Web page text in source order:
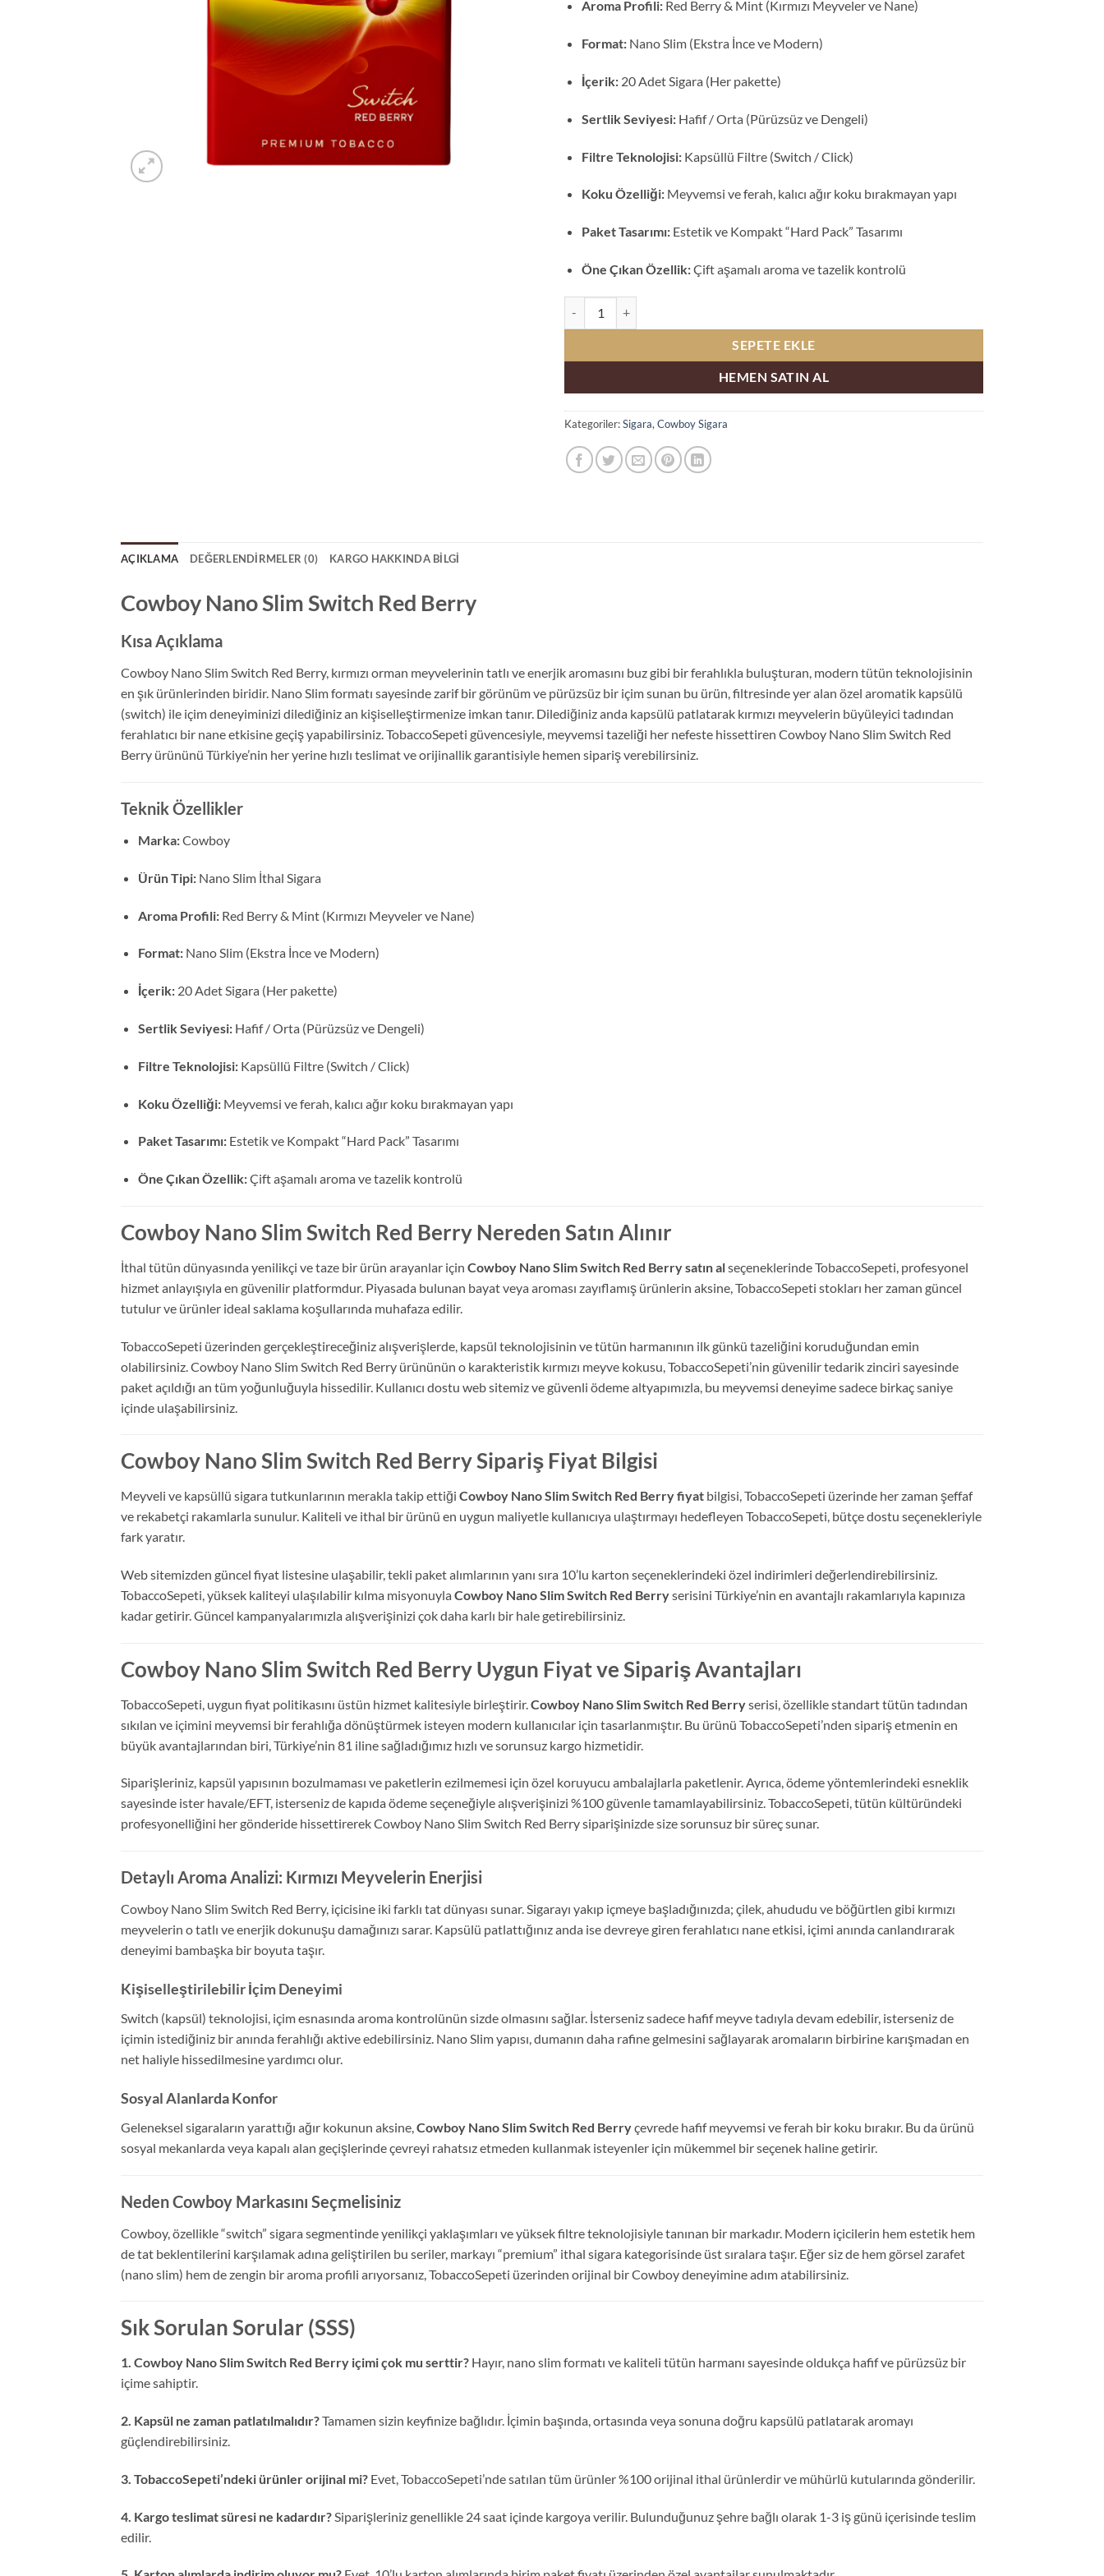
Aroma Profili:Red Berry & Mint (Kırmızı Meyveler ve Nane)
Format:Nano Slim (Ekstra İnce ve Modern)
İçerik:20 Adet Sigara (Her pakette)
Sertlik Seviyesi:Hafif / Orta (Pürüzsüz ve Dengeli)
Filtre Teknolojisi:Kapsüllü Filtre (Switch / Click)
Koku Özelliği:Meyvemsi ve ferah, kalıcı ağır koku bırakmayan yapı
Paket Tasarımı:Estetik ve Kompakt “Hard Pack” Tasarımı
Öne Çıkan Özellik:Çift aşamalı aroma ve tazelik kontrolü
SEPETE EKLE
HEMEN SATIN AL
Kategoriler:Sigara, Cowboy Sigara
AÇIKLAMA DEĞERLENDIRMELER (0) KARGO HAKKINDA BILGI
Cowboy Nano Slim Switch Red Berry
Kısa Açıklama
Cowboy Nano Slim Switch Red Berry, kırmızı orman meyvelerinin tatlı ve enerjik aromasını buz gibi bir ferahlıkla buluşturan, modern tütün teknolojisinin
en şık ürünlerinden biridir. Nano Slim formatı sayesinde zarif bir görünüm ve pürüzsüz bir içim sunan bu ürün, filtresinde yer alan özel aromatik kapsülü
(switch) ile içim deneyiminizi dilediğiniz an kişiselleştirmenize imkan tanır. Dilediğiniz anda kapsülü patlatarak kırmızı meyvelerin büyüleyici tadından
ferahlatıcı bir nane etkisine geçiş yapabilirsiniz. TobaccoSepeti güvencesiyle, meyvemsi tazeliği her nefeste hissettiren Cowboy Nano Slim Switch Red
Berry ürününü Türkiye’nin her yerine hızlı teslimat ve orijinallik garantisiyle hemen sipariş verebilirsiniz.
Teknik Özellikler
Marka:Cowboy
Ürün Tipi:Nano Slim İthal Sigara
Aroma Profili:Red Berry & Mint (Kırmızı Meyveler ve Nane)
Format:Nano Slim (Ekstra İnce ve Modern)
İçerik:20 Adet Sigara (Her pakette)
Sertlik Seviyesi:Hafif / Orta (Pürüzsüz ve Dengeli)
Filtre Teknolojisi:Kapsüllü Filtre (Switch / Click)
Koku Özelliği:Meyvemsi ve ferah, kalıcı ağır koku bırakmayan yapı
Paket Tasarımı:Estetik ve Kompakt “Hard Pack” Tasarımı
Öne Çıkan Özellik:Çift aşamalı aroma ve tazelik kontrolü
Cowboy Nano Slim Switch Red Berry Nereden Satın Alınır
İthal tütün dünyasında yenilikçi ve taze bir ürün arayanlar için Cowboy Nano Slim Switch Red Berry satın alseçeneklerinde TobaccoSepeti, profesyonel
hizmet anlayışıyla en güvenilir platformdur. Piyasada bulunan bayat veya aroması zayıflamış ürünlerin aksine, TobaccoSepeti stokları her zaman güncel
tutulur ve ürünler ideal saklama koşullarında muhafaza edilir.
TobaccoSepeti üzerinden gerçekleştireceğiniz alışverişlerde, kapsül teknolojisinin ve tütün harmanının ilk günkü tazeliğini koruduğundan emin
olabilirsiniz. Cowboy Nano Slim Switch Red Berry ürününün o karakteristik kırmızı meyve kokusu, TobaccoSepeti’nin güvenilir tedarik zinciri sayesinde
paket açıldığı an tüm yoğunluğuyla hissedilir. Kullanıcı dostu web sitemiz ve güvenli ödeme altyapımızla, bu meyvemsi deneyime sadece birkaç saniye
içinde ulaşabilirsiniz.
Cowboy Nano Slim Switch Red Berry Sipariş Fiyat Bilgisi
Meyveli ve kapsüllü sigara tutkunlarının merakla takip ettiği Cowboy Nano Slim Switch Red Berry fiyat bilgisi, TobaccoSepeti üzerinde her zaman şeffaf
ve rekabetçi rakamlarla sunulur. Kaliteli ve ithal bir ürünü en uygun maliyetle kullanıcıya ulaştırmayı hedefleyen TobaccoSepeti, bütçe dostu seçenekleriyle
fark yaratır.
Web sitemizden güncel fiyat listesine ulaşabilir, tekli paket alımlarının yanı sıra 10’lu karton seçeneklerindeki özel indirimleri değerlendirebilirsiniz.
TobaccoSepeti, yüksek kaliteyi ulaşılabilir kılma misyonuyla Cowboy Nano Slim Switch Red Berryserisini Türkiye’nin en avantajlı rakamlarıyla kapınıza
kadar getirir. Güncel kampanyalarımızla alışverişinizi çok daha karlı bir hale getirebilirsiniz.
Cowboy Nano Slim Switch Red Berry Uygun Fiyat ve Sipariş Avantajları
TobaccoSepeti, uygun fiyat politikasını üstün hizmet kalitesiyle birleştirir. Cowboy Nano Slim Switch Red Berryserisi, özellikle standart tütün tadından
sıkılan ve içimini meyvemsi bir ferahlığa dönüştürmek isteyen modern kullanıcılar için tasarlanmıştır. Bu ürünü TobaccoSepeti’nden sipariş etmenin en
büyük avantajlarından biri, Türkiye’nin 81 iline sağladığımız hızlı ve sorunsuz kargo hizmetidir.
Siparişleriniz, kapsül yapısının bozulmaması ve paketlerin ezilmemesi için özel koruyucu ambalajlarla paketlenir. Ayrıca, ödeme yöntemlerindeki esneklik
sayesinde ister havale/EFT, isterseniz de kapıda ödeme seçeneğiyle alışverişinizi %100 güvenle tamamlayabilirsiniz. TobaccoSepeti, tütün kültüründeki
profesyonelliğini her gönderide hissettirerek Cowboy Nano Slim Switch Red Berry siparişinizde size sorunsuz bir süreç sunar.
Detaylı Aroma Analizi: Kırmızı Meyvelerin Enerjisi
Cowboy Nano Slim Switch Red Berry, içicisine iki farklı tat dünyası sunar. Sigarayı yakıp içmeye başladığınızda; çilek, ahududu ve böğürtlen gibi kırmızı
meyvelerin o tatlı ve enerjik dokunuşu damağınızı sarar. Kapsülü patlattığınız anda ise devreye giren ferahlatıcı nane etkisi, içimi anında canlandırarak
deneyimi bambaşka bir boyuta taşır.
Kişiselleştirilebilir İçim Deneyimi
Switch (kapsül) teknolojisi, içim esnasında aroma kontrolünün sizde olmasını sağlar. İsterseniz sadece hafif meyve tadıyla devam edebilir, isterseniz de
içimin istediğiniz bir anında ferahlığı aktive edebilirsiniz. Nano Slim yapısı, dumanın daha rafine gelmesini sağlayarak aromaların birbirine karışmadan en
net haliyle hissedilmesine yardımcı olur.
Sosyal Alanlarda Konfor
Geleneksel sigaraların yarattığı ağır kokunun aksine, Cowboy Nano Slim Switch Red Berryçevrede hafif meyvemsi ve ferah bir koku bırakır. Bu da ürünü
sosyal mekanlarda veya kapalı alan geçişlerinde çevreyi rahatsız etmeden kullanmak isteyenler için mükemmel bir seçenek haline getirir.
Neden Cowboy Markasını Seçmelisiniz
Cowboy, özellikle “switch” sigara segmentinde yenilikçi yaklaşımları ve yüksek filtre teknolojisiyle tanınan bir markadır. Modern içicilerin hem estetik hem
de tat beklentilerini karşılamak adına geliştirilen bu seriler, markayı “premium” ithal sigara kategorisinde üst sıralara taşır. Eğer siz de hem görsel zarafet
(nano slim) hem de zengin bir aroma profili arıyorsanız TobaccoSepeti üzerinden orijinal bir Cowboy deneyimine adım atabilirsiniz.
Sık Sorulan Sorular (SSS)
1. Cowboy Nano Slim Switch Red Berry içimi çok mu serttir? Hayır, nano slim formatı ve kaliteli tütün harmanı sayesinde oldukça hafif ve pürüzsüz bir
içime sahiptir.
2. Kapsül ne zaman patlatılmalıdır?Tamamen sizin keyfinize bağlıdır. İçimin başında, ortasında veya sonuna doğru kapsülü patlatarak aromayı
güçlendirebilirsiniz.
3. TobaccoSepeti’ndeki ürünler orijinal mi? Evet, TobaccoSepeti’nde satılan tüm ürünler %100 orijinal ithal ürünlerdir ve mühürlü kutularında gönderilir.
4. Kargo teslimat süresi ne kadardır? Siparişleriniz genellikle 24 saat içinde kargoya verilir. Bulunduğunuz şehre bağlı olarak 1-3 iş günü içerisinde teslim
edilir.